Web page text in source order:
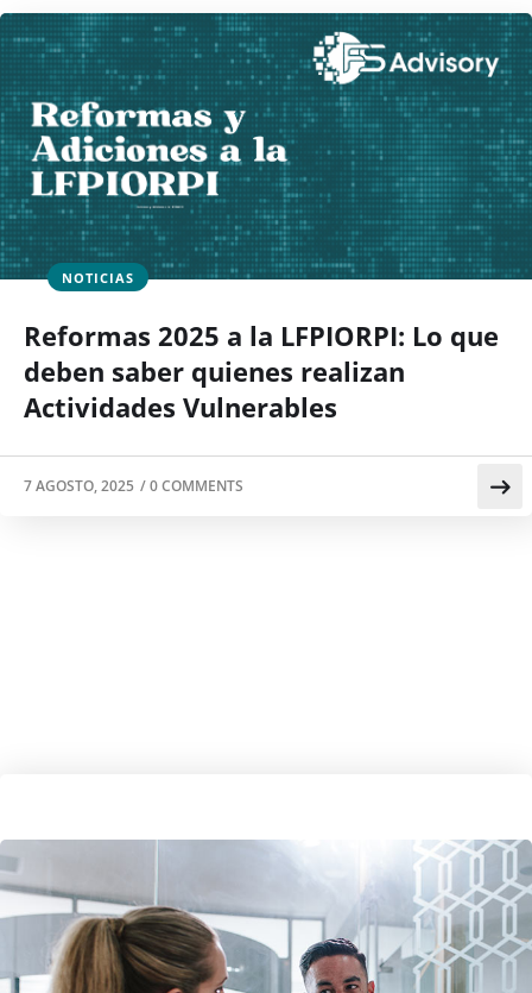
NOTICIAS
Reformas 2025 a la LFPIORPI: Lo que
deben saber quienes realizan
Actividades Vulnerables
7 AGOSTO, 2025 /0 COMMENTS